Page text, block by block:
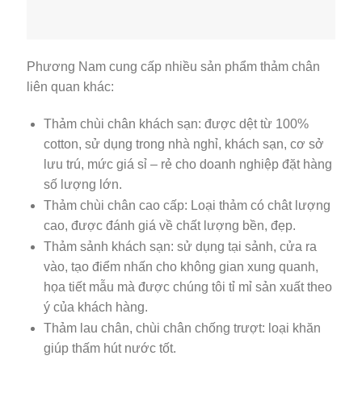
Phương Nam cung cấp nhiều sản phẩm thảm chân
liên quan khác:
Thảm chùi chân khách sạn: được dệt từ 100%
cotton, sử dụng trong nhà nghỉ, khách sạn, cơ sở
lưu trú, mức giá sỉ – rẻ cho doanh nghiệp đặt hàng
số lượng lớn.
Thảm chùi chân cao cấp: Loại thảm có chât lượng
cao, được đánh giá về chất lượng bền, đẹp.
Thảm sảnh khách sạn: sử dụng tại sảnh, cửa ra
vào, tạo điểm nhấn cho không gian xung quanh,
họa tiết mẫu mà được chúng tôi tỉ mỉ sản xuất theo
ý của khách hàng.
Thảm lau chân, chùi chân chống trượt: loại khăn
giúp thấm hút nước tốt.